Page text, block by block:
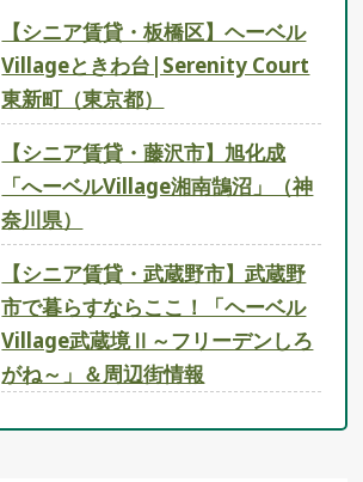
【シニア賃貸・板橋区】ヘーベル
Villageときわ台|Serenity Court
東新町（東京都）
【シニア賃貸・藤沢市】旭化成
「へーベルVillage湘南鵠沼」（神
奈川県）
【シニア賃貸・武蔵野市】武蔵野
市で暮らすならここ！「ヘーベル
Village武蔵境Ⅱ～フリーデンしろ
がね～」＆周辺街情報